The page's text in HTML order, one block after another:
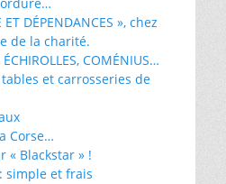
DÉPENDANCES », chez
de la charité.
COMÉNIUS…
tables et carrosseries de
Corse…
« Blackstar » !
: simple et frais